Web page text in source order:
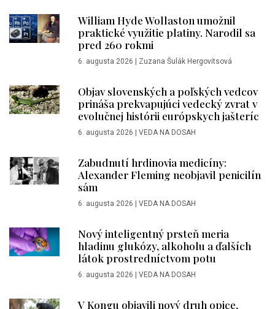
William Hyde Wollaston umožnil
praktické využitie platiny. Narodil sa
pred 260 rokmi
6. augusta 2026 Zuzana Šulák Hergovitsová
Objav slovenských a poľských vedcov
prináša prekvapujúci vedecký zvrat v
evolučnej histórii európskych jašteríc
6. augusta 2026 VEDA NA DOSAH
Zabudnutí hrdinovia medicíny:
Alexander Fleming neobjavil penicilín
sám
6. augusta 2026 VEDA NA DOSAH
Nový inteligentný prsteň meria
hladinu glukózy, alkoholu a ďalších
látok prostredníctvom potu
6. augusta 2026 VEDA NA DOSAH
V Kongu objavili nový druh opice,